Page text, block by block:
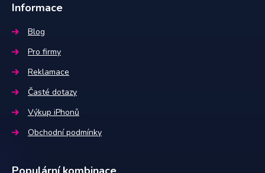
Informace
Blog
Pro firmy
Reklamace
Časté dotazy
Výkup iPhonů
Obchodní podmínky